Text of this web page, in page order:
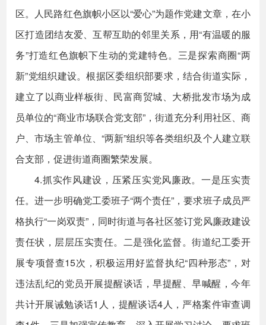
区。人民路红色旗帜小区以“爱心”为题作党建文章，在小
区打造团结友爱、互帮互助的邻里关系，用“有温暖的服
务”打造红色旗帜下生动的党建特色。三是探索商圈“两
新”党组织建设。根据区委组织部要求，结合街道实际，
建立了以商业样板街、民富商贸城、大桥批发市场为成
员单位的“商业市场联合党支部”，街道充分利用社区、商
户、市场主管单位、“两新”组织等各类组织及个人建立联
合支部，促进街道商圈繁荣发展。
4.抓实作风建设，压紧压实党风廉政。一是压实责
任。进一步明确党工委班子“两个责任”，要求班子成员严
格执行“一岗双责”，同时街道与各社区签订党风廉政建设
责任状，层层压实责任。二是强化监督。街道纪工委开
展专项督查15次，积极运用好监督执纪“四种形态”，对
违法乱纪的党员开展提醒谈话，早提醒、早喊醒，今年
共计开展诫勉谈话1人，提醒谈话4人，严格案件审查调